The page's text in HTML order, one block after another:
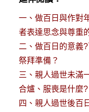
一、 做百日與作對
者表達思念與尊重
二、 做百日的意義
祭拜準備？
三、 親人過世未滿
合爐、服喪是什麼?
四、 親人過世後百